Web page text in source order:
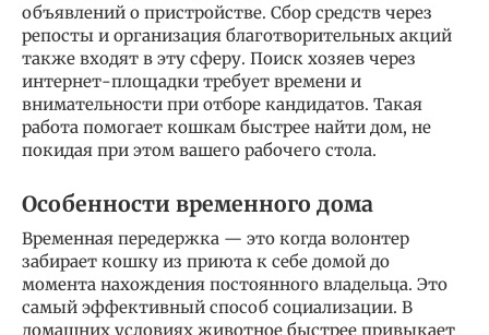
объявлений о пристройстве. Сбор средств через
репосты и организация благотворительных акций
также входят в эту сферу. Поиск хозяев через
интернет-площадки требует времени и
внимательности при отборе кандидатов. Такая
работа помогает кошкам быстрее найти дом, не
покидая при этом вашего рабочего стола.
Особенности временного дома
Временная передержка — это когда волонтер
забирает кошку из приюта к себе домой до
момента нахождения постоянного владельца. Это
самый эффективный способ социализации. В
домашних условиях животное быстрее привыкает